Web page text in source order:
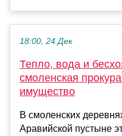
18:00, 24 Дек
Тепло, вода и
смоленская
имущество
В смоленских
Аравийской пустыне